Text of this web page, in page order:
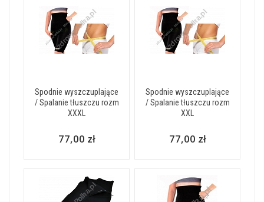
Spodnie wyszczuplające
/ Spalanie tłuszczu rozm
XXXL
77,00 zł
Spodnie wyszczuplające
/ Spalanie tłuszczu rozm
XXL
77,00 zł